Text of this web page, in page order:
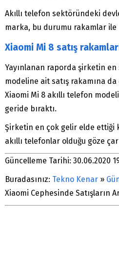
Akıllı telefon sektöründeki
marka, bu durumu rakamlar ile
Xiaomi Mi 8 satış
Yayınlanan raporda şirketin en
modeline ait satış rakamına
Xiaomi Mi 8 akıllı telefon
geride bıraktı.
Şirketin en çok gelir elde ettiği
akıllı telefonlar olduğu göze
Güncelleme Tarihi: 30.06.2020
Buradasınız: Tekno Kenar »
Xiaomi Cephesinde Satışların